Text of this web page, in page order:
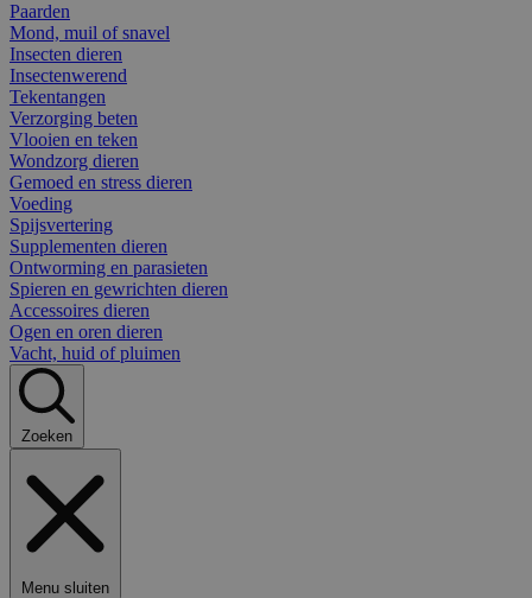
Paarden
Mond, muil of snavel
Insecten dieren
Insectenwerend
Tekentangen
Verzorging beten
Vlooien en teken
Wondzorg dieren
Gemoed en stress dieren
Voeding
Spijsvertering
Supplementen dieren
Ontworming en parasieten
Spieren en gewrichten dieren
Accessoires dieren
Ogen en oren dieren
Vacht, huid of pluimen
Zoeken
Menu sluiten